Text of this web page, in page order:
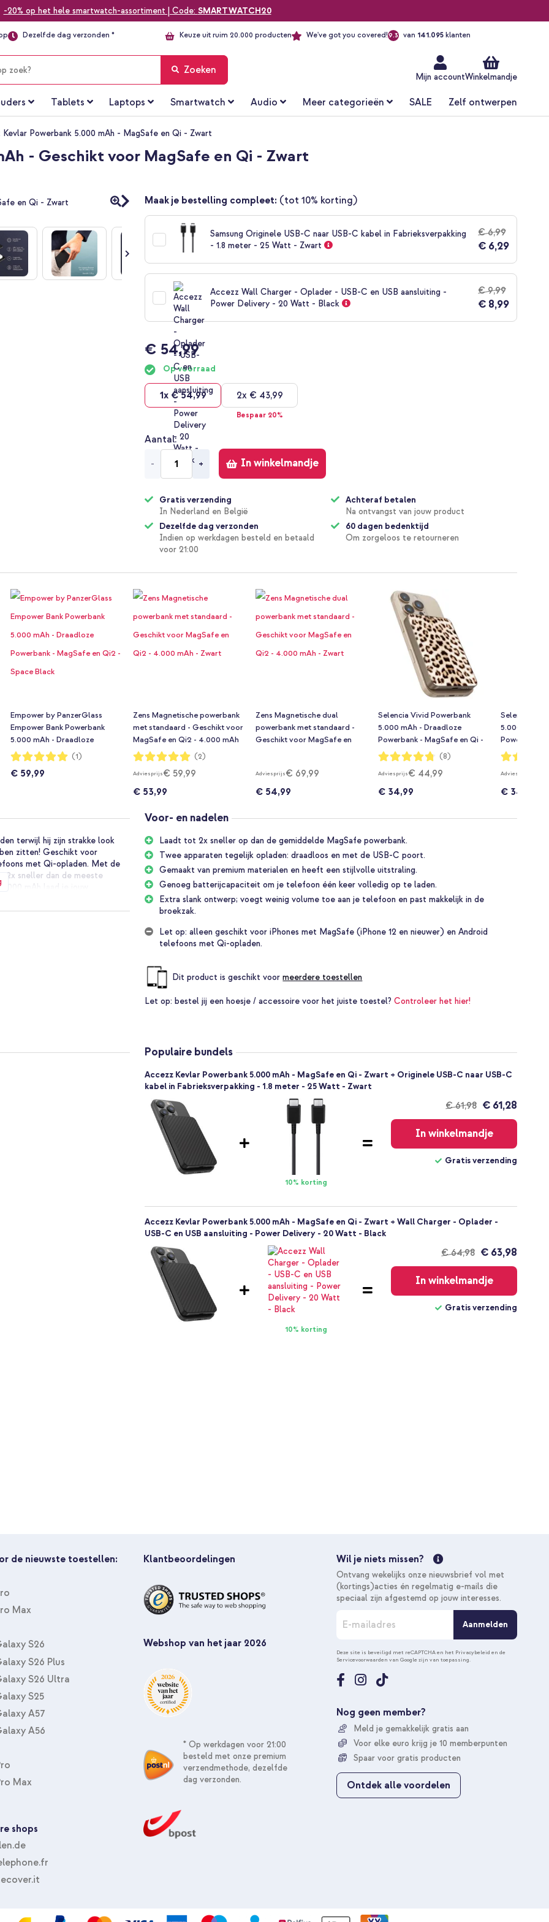
-20% op het hele smartwatch-assortiment | Code: SMARTWATCH20
Dezelfde dag verzonden * Keuze uit ruim 20.000 producten We've got you covered!9.3 van 141.095klanten
Mijn accountWinkelmandje
Zoeken
Tablets Laptops Smartwatch Audio Meer categorieën SALE Zelf ontwerpen
Powerbank 5.000 mAh - MagSafe en Qi - Zwart
- Geschikt voor MagSafe en Qi - Zwart
Maak je bestelling compleet: (tot 10% korting)
Samsung Originele USB-C naar USB-C kabel in Fabrieksverpakking
- 1.8 meter - 25 Watt - Zwart
€ 6,99
€ 6,29
Accezz Wall Charger - Oplader - USB-C en USB aansluiting -
Power Delivery - 20 Watt - Black
€ 9,99
€ 8,99
€ 54,99
Op voorraad
1x € 54,99 2x € 43,99
Bespaar 20%
Aantal
- + In winkelmandje
Gratis verzending
In Nederland en België
Dezelfde dag verzonden
Indien op werkdagen besteld en betaald
voor 21:00
Achteraf betalen
Na ontvangst van jouw product
60 dagen bedenktijd
Om zorgeloos te retourneren
Empower by PanzerGlass
Empower Bank Powerbank
5.000 mAh - Draadloze
Powerbank - MagSafe en Qi2 -
Space Black
Waardering:
100%
(1)
€ 59,99
Zens Magnetische powerbank
met standaard - Geschikt voor
MagSafe en Qi2 - 4.000 mAh
- Zwart
Waardering:
100%
(2)
Adviesprijs€ 59,99
€ 53,99
Zens Magnetische dual
powerbank met standaard -
Geschikt voor MagSafe en
Adviesprijs€ 69,99
€ 54,99
Selencia Vivid Powerbank
5.000 mAh - Draadloze
Powerbank - MagSafe en Qi -
Desert Gold / Wild Leo
Waardering:
95%
(8)
Adviesprijs€ 44,99
€ 34,99
Selencia
5.000 mAh -
Powerbank -
Desert Gold
Waardering:
95%
Adviesprijs
€ 34,99
terwijl hij zijn strakke look
zitten! Geschikt voor
met Qi-opladen. Met de
2x sneller dan de meeste
mAh laad je jouw
Fiber
Voor- en nadelen
Laadt tot 2x sneller op dan de gemiddelde MagSafe powerbank.
Twee apparaten tegelijk opladen: draadloos en met de USB-C poort.
Gemaakt van premium materialen en heeft een stijlvolle uitstraling.
Genoeg batterijcapaciteit om je telefoon één keer volledig op te laden.
Extra slank ontwerp; voegt weinig volume toe aan je telefoon en past makkelijk in de
broekzak.
Let op: alleen geschikt voor iPhones met MagSafe (iPhone 12 en nieuwer) en Android
telefoons met Qi-opladen.
Dit product is geschikt voormeerdere toestellen
Let op: bestel jij een hoesje / accessoire voor het juiste toestel?Controleer het hier!
E-reader, Smartphone,
Populaire bundels
Accezz Kevlar Powerbank 5.000 mAh - MagSafe en Qi - Zwart + Originele USB-C naar USB-C
kabel in Fabrieksverpakking - 1.8 meter - 25 Watt - Zwart
10% korting
€ 61,98
Gratis
verzending
€ 61,28
In winkelmandje
Gratis verzending
Accezz Kevlar Powerbank 5.000 mAh - MagSafe en Qi - Zwart + Wall Charger - Oplader -
USB-C en USB aansluiting - Power Delivery - 20 Watt - Black
10% korting
€ 64,98
Gratis
verzending
€ 63,98
In winkelmandje
Gratis verzending
de nieuwste toestellen:
Max
S26
S26 Plus
S26 Ultra
S25
A57
A56
Max
shops
Klantbeoordelingen
Webshop van het jaar 2026
* Op werkdagen voor 21:00
besteld met onze premium
verzendmethode, dezelfde
dag verzonden.
Wil je niets missen?
Ontvang wekelijks onze nieuwsbrief vol met
(kortings)acties én regelmatig e-mails die
speciaal zijn afgestemd op jouw interesses.
n
n
e
e
u
p
o
n
e
Aanmelden
Deze site is beveiligd met reCAPTCHA en het Privacybeleid en de
Servicevoorwaarden van Google zijn van toepassing.
Nog geen member?
Meld je gemakkelijk gratis aan
Voor elke euro krijg je 10 memberpunten
Spaar voor gratis producten
Ontdek alle voordelen